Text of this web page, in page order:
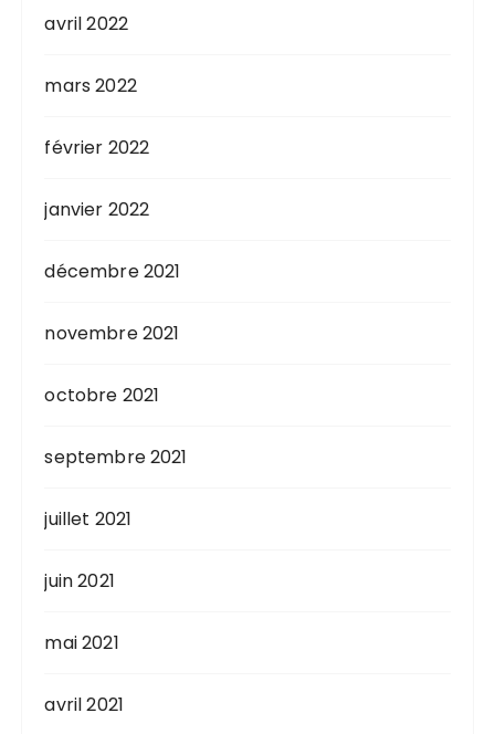
avril 2022
mars 2022
février 2022
janvier 2022
décembre 2021
novembre 2021
octobre 2021
septembre 2021
juillet 2021
juin 2021
mai 2021
avril 2021